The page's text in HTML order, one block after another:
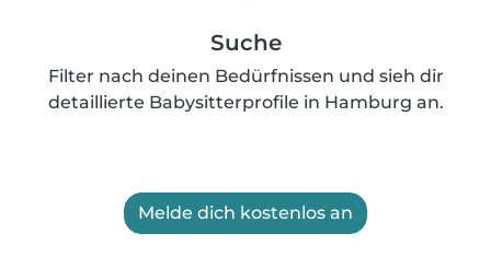
Suche
Filter nach deinen Bedürfnissen und sieh dir
detaillierte Babysitterprofile in Hamburg an.
Melde dich kostenlos an